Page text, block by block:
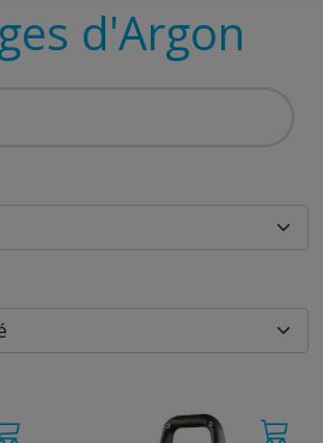
d'Argon